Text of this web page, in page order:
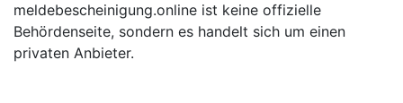
meldebescheinigung.online ist keine offizielle
Behördenseite, sondern es handelt sich um einen
privaten Anbieter.